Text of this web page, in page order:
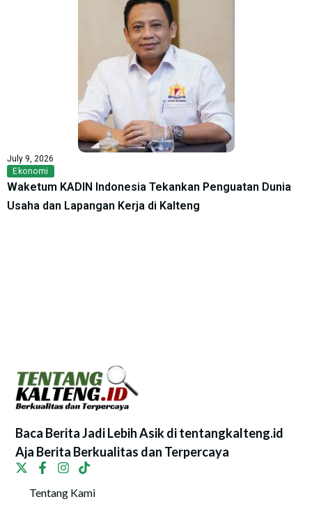
July 9, 2026
Ekonomi
Waketum KADIN Indonesia Tekankan Penguatan Dunia
Usaha dan Lapangan Kerja di Kalteng
Baca Berita Jadi Lebih Asik di tentangkalteng.id
Aja Berita Berkualitas dan Terpercaya
Tentang Kami